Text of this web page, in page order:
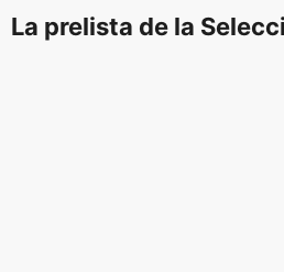
La prelista de la